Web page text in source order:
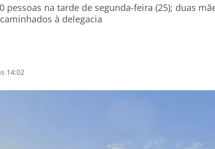
pessoas na tarde de segunda-feira (25); duas
à delegacia
14:02